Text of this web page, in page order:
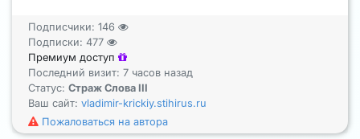
Подписчики: 146
Подписки: 477
Премиум доступ
Последний визит: 7 часов назад
Статус: Страж Слова III
Ваш сайт: vladimir-krickiy.stihirus.ru
Пожаловаться на автора